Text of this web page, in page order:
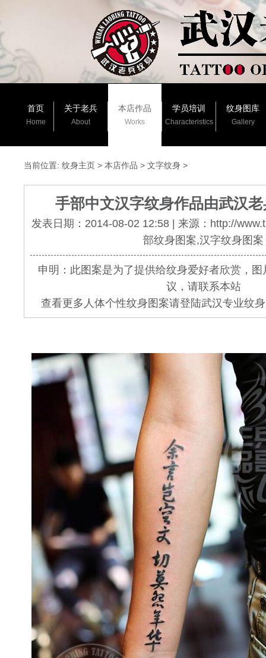
首页
Home
关于老兵
About
本店作品
Works
学员培训
Characteristics
纹身图库
Gallery
当前位置: 纹身主页 > 本店作品 > 文字纹身 >
手部中文汉字纹身作品由武汉
发表日期：2014-08-02 12:58 | 来源：http://
部纹身图案,汉字纹身图案
申明：此图案是为了提供给纹身爱好者欣赏，
议，请联系本站
查看更多人体个性纹身图案请登陆武汉专业纹